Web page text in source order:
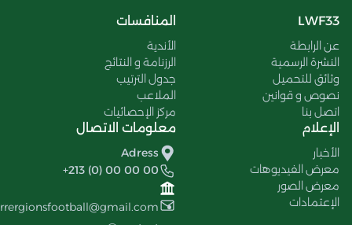
LWF33
عن الرابطة
النشرة الرسمية
وثائق للتحميل
نصوص و قوانين
اتصل بنا
المنافسات
الأندية
الرزنامة و النتائج
جدول الترتيب
الملاعب
مركز الإحصائيات
الإعلام
الأخبار
معرض الفيديوهات
معرض الصور
الإعتمادات
معلومات الاتصال
Adress
+213 (0) 00 00 00